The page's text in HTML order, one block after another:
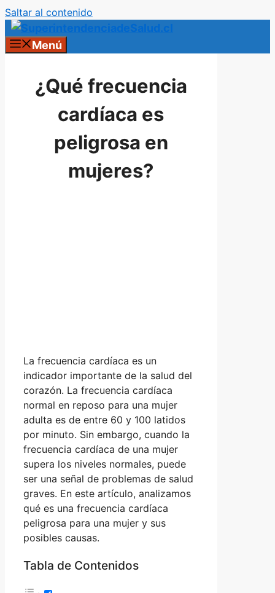
Saltar al contenido
Menú
¿Qué frecuencia
cardíaca es
peligrosa en
mujeres?
La frecuencia cardíaca es un
indicador importante de la salud del
corazón. La frecuencia cardíaca
normal en reposo para una mujer
adulta es de entre 60 y 100 latidos
por minuto. Sin embargo, cuando la
frecuencia cardíaca de una mujer
supera los niveles normales, puede
ser una señal de problemas de salud
graves. En este artículo, analizamos
qué es una frecuencia cardíaca
peligrosa para una mujer y sus
posibles causas.
Tabla de Contenidos